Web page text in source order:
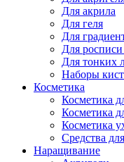
Для акрила
Для геля
Для
Для
Для тонких
Наборы
Косметика
Косметика
Косметика
Косметика
Средства
Наращивание